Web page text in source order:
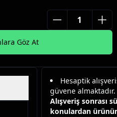
Göz At
Hesaptik
güvene almaktadır.
Alışveriş sonrası
konulardan